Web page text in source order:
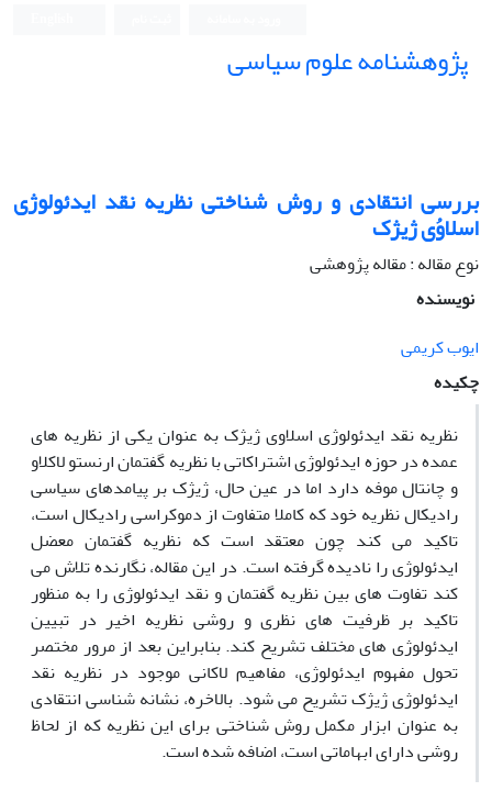
پژوهشنامه علوم سیاسی
بررسی انتقادی و روش شناختی نظریه نقد ایدئولوژی
اسلاوُی ژیژک
نوع مقاله : مقاله پژوهشی
نویسنده
ایوب کریمی
چکیده
نظریه نقد ایدئولوژی اسلاوی ژیژک به عنوان یکی از نظریه های
عمده در حوزه ایدئولوژی اشتراکاتی با نظریه گفتمان ارنستو لاکلاو
و چانتال موفه دارد اما در عین حال، ژیژک بر پیامدهای سیاسی
رادیکال نظریه خود که کاملا متفاوت از دموکراسی رادیکال است،
تاکید می کند چون معتقد است که نظریه گفتمان معضل
ایدئولوژی را نادیده گرفته است. در این مقاله، نگارنده تلاش می
کند تفاوت های بین نظریه گفتمان و نقد ایدئولوژی را به منظور
تاکید بر ظرفیت های نظری و روشی نظریه اخیر در تبیین
ایدئولوژی های مختلف تشریح کند. بنابراین بعد از مرور مختصر
تحول مفهوم ایدئولوژی، مفاهیم لاکانی موجود در نظریه نقد
ایدئولوژی ژیژک تشریح می شود. بالاخره، نشانه شناسی انتقادی
به عنوان ابزار مکمل روش شناختی برای این نظریه که از لحاظ
روشی دارای ابهاماتی است، اضافه شده است.